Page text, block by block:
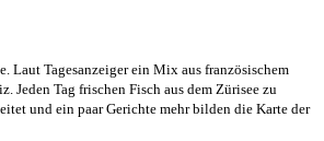
Laut Tagesanzeiger ein Mix aus französischem
Jeden Tag frischen Fisch aus dem Zürisee zu
und ein paar Gerichte mehr bilden die Karte der